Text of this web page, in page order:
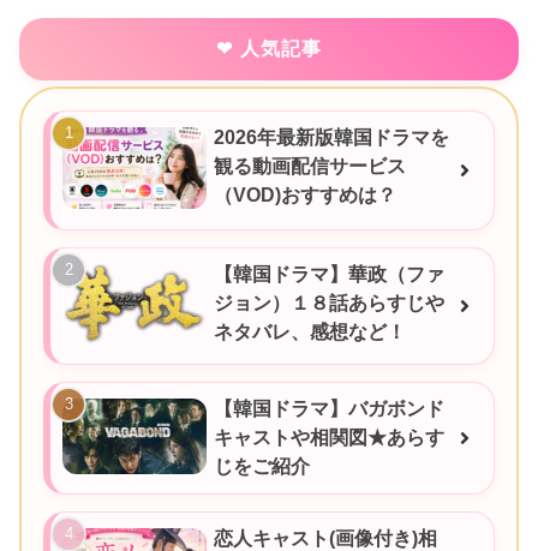
人気記事
2026年最新版韓国ドラマを
観る動画配信サービス
（VOD)おすすめは？
【韓国ドラマ】華政（ファ
ジョン）１８話あらすじや
ネタバレ、感想など！
【韓国ドラマ】バガボンド
キャストや相関図★あらす
じをご紹介
恋人キャスト(画像付き)相